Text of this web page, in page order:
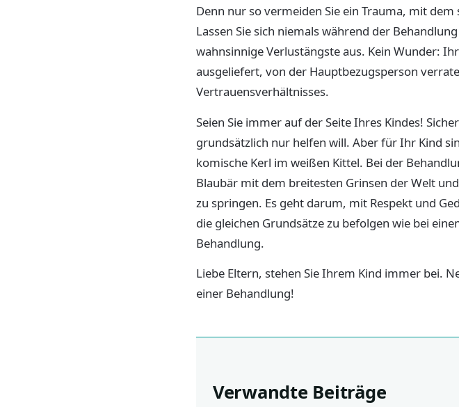
Denn nur so vermeiden Sie ein Trauma, mit
Lassen Sie sich niemals während der
wahnsinnige Verlustängste aus. Kein Wunder:
ausgeliefert, von der Hauptbezugsperson
Vertrauensverhältnisses.
Seien Sie immer auf der Seite Ihres Kindes!
grundsätzlich nur helfen will. Aber für Ihr Kind
komische Kerl im weißen Kittel. Bei der
Blaubär mit dem breitesten Grinsen der Welt
zu springen. Es geht darum, mit Respekt und
die gleichen Grundsätze zu befolgen wie bei
Behandlung.
Liebe Eltern, stehen Sie Ihrem Kind immer bei.
einer Behandlung!
Verwandte Beiträge